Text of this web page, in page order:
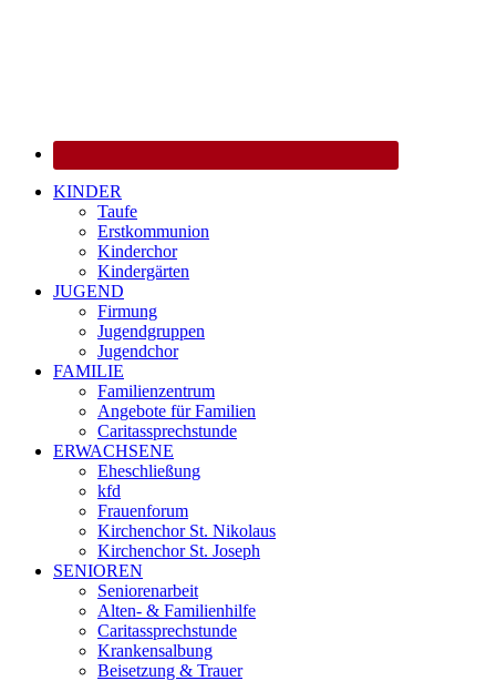
KINDER
Taufe
Erstkommunion
Kinderchor
Kindergärten
JUGEND
Firmung
Jugendgruppen
Jugendchor
FAMILIE
Familienzentrum
Angebote für Familien
Caritassprechstunde
ERWACHSENE
Eheschließung
kfd
Frauenforum
Kirchenchor St. Nikolaus
Kirchenchor St. Joseph
SENIOREN
Seniorenarbeit
Alten- & Familienhilfe
Caritassprechstunde
Krankensalbung
Beisetzung & Trauer